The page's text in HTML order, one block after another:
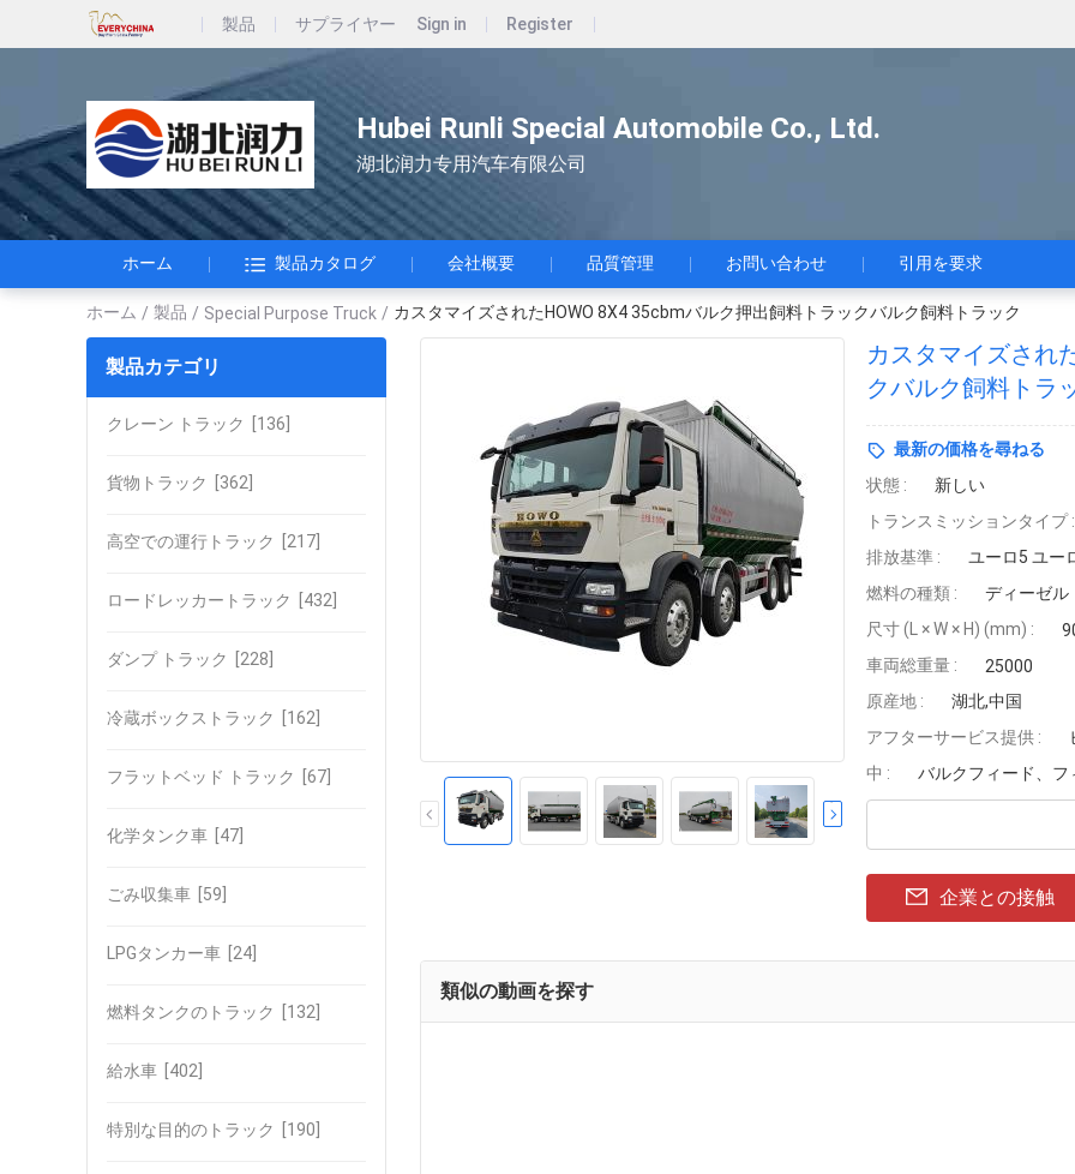
製品 サプライヤー Sign in Register
Hubei Runli Special Automobile Co., Ltd.
湖北润力专用汽车有限公司
ホーム 製品カタログ 会社概要 品質管理 お問い合わせ 引用を要求
ホーム / 製品 / Special Purpose Truck / カスタマイズされたHOWO 8X4 35cbmバルク押出飼料トラックバルク飼料トラック
製品カテゴリ
クレーン トラック [136]
貨物トラック [362]
高空での運行トラック [217]
ロードレッカートラック [432]
ダンプ トラック [228]
冷蔵ボックストラック [162]
フラットベッド トラック [67]
化学タンク車 [47]
ごみ収集車 [59]
LPGタンカー車 [24]
燃料タンクのトラック [132]
給水車 [402]
特別な目的のトラック [190]
カスタマイズされ
クバルク飼料トラ
最新の価格を尋ねる
状態 :
新しい
トランスミッションタイプ :
排放基準 :
ユーロ5 ユー
燃料の種類 :
ディーゼル
尺寸 (L × W × H) (mm) :
車両総重量 :
25000
原産地 :
湖北,中国
アフターサービス提供 :
中 :
バルクフィード、フ
企業との接触
類似の動画を探す